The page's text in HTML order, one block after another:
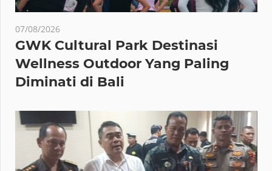
07/08/2026
GWK Cultural Park Destinasi
Wellness Outdoor Yang Paling
Diminati di Bali